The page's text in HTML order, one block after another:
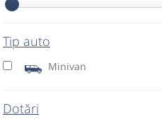
Tip auto
Minivan
Dotări